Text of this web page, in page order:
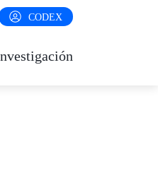
CODEX